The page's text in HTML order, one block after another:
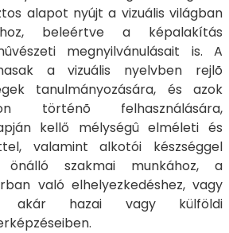
alapot nyújt a vizuális világban
beleértve a képalakítás
megnyilvánulásait is. A
a vizuális nyelvben rejlõ
tanulmányozására, és azok
történõ felhasználására,
kellő mélységû elméleti és
valamint alkotói készséggel
önálló szakmai munkához, a
való elhelyezkedéshez, vagy
akár hazai vagy külföldi